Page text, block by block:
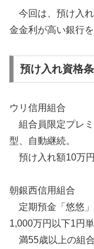
今回は、預け入
金金利が高い銀行
預け入れ資格
ウリ信用組合
組合員限定プレ
型、自動継続。
預け入れ額10万円
朝銀西信用組合
定期預金「悠悠
1,000万円以下1円単
満55歳以上の組合